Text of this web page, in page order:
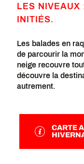
LES NIVEAUX
INITIÉS.
Les balades en
de parcourir la
neige recouvre
découvre la
autrement.
CARTE